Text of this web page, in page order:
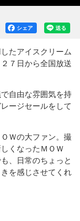
送る
シェア
たアイスクリーム
７日から全国放送
自由な雰囲気を持
ージセールをして
Ｗの大ファン。撮
くなったＭＯＷ
、日常のちょっと
を感じさせてくれ